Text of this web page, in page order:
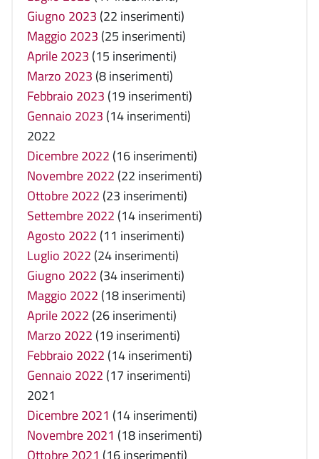
Giugno 2023 (22 inserimenti)
Maggio 2023 (25 inserimenti)
Aprile 2023 (15 inserimenti)
Marzo 2023 (8 inserimenti)
Febbraio 2023 (19 inserimenti)
Gennaio 2023 (14 inserimenti)
2022
Dicembre 2022 (16 inserimenti)
Novembre 2022 (22 inserimenti)
Ottobre 2022 (23 inserimenti)
Settembre 2022 (14 inserimenti)
Agosto 2022 (11 inserimenti)
Luglio 2022 (24 inserimenti)
Giugno 2022 (34 inserimenti)
Maggio 2022 (18 inserimenti)
Aprile 2022 (26 inserimenti)
Marzo 2022 (19 inserimenti)
Febbraio 2022 (14 inserimenti)
Gennaio 2022 (17 inserimenti)
2021
Dicembre 2021 (14 inserimenti)
Novembre 2021 (18 inserimenti)
Ottobre 2021 (16 inserimenti)